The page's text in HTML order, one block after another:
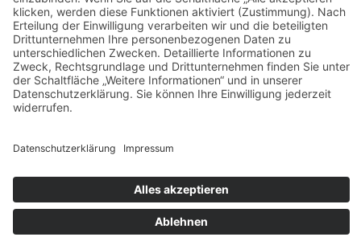
vorbehalten. *Preisangaben inkl. gesetzl. MwSt. und zzgl.
Versandkosten.